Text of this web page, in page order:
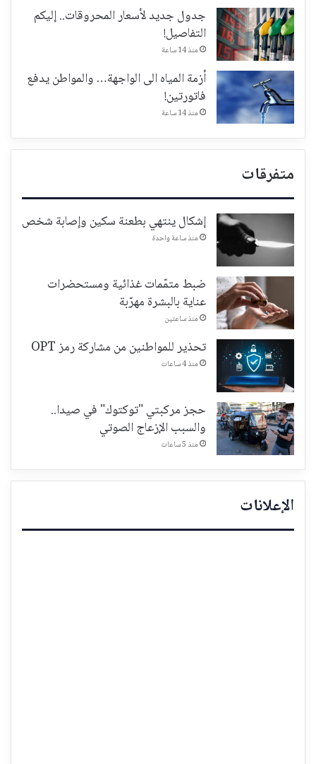
جدول جديد لأسعار المحروقات.. إليكم
التفاصيل!
منذ 14 ساعة
أزمة المياه الى الواجهة… والمواطن يدفع
فاتورتين!
منذ 14 ساعة
متفرقات
إشكال ينتهي بطعنة سكين وإصابة شخص
منذ ساعة واحدة
ضبط متمّمات غذائية ومستحضرات
عناية بالبشرة مهرّبة
منذ ساعتين
تحذير للمواطنين من مشاركة رمز OPT
منذ 4 ساعات
حجز مركبتي "توكتوك" في صيدا..
والسبب الإزعاج الصوتي
منذ 5 ساعات
الإعلانات